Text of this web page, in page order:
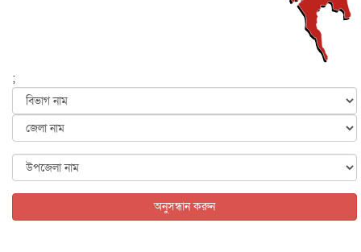
বেনজীর আহমেদের সঙ্গে পরীমনির ঘনিষ্ঠ সম্পর্ক ছিল : নাসির
৫ আগস্ট, ২০২৬
হরমুজ নিয়ে ইরান-মার্কিন চুক্তি হতে পারে আজ : মার্কিন অর্থমন...
আন্তর্জাতিক ৫ আগস্ট, ২০২৬
পৃথিবীর দিকে আসছে বিধ্বংসী বস্তু, পারমাণবিক বোমা দিয়ে করা
ব্...
;
অনুসন্ধান করুন